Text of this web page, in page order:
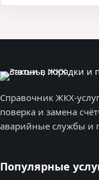
Справочник ЖКХ-
поверка и замена
аварийные службы и
Популярные